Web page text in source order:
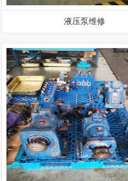
液压泵维修